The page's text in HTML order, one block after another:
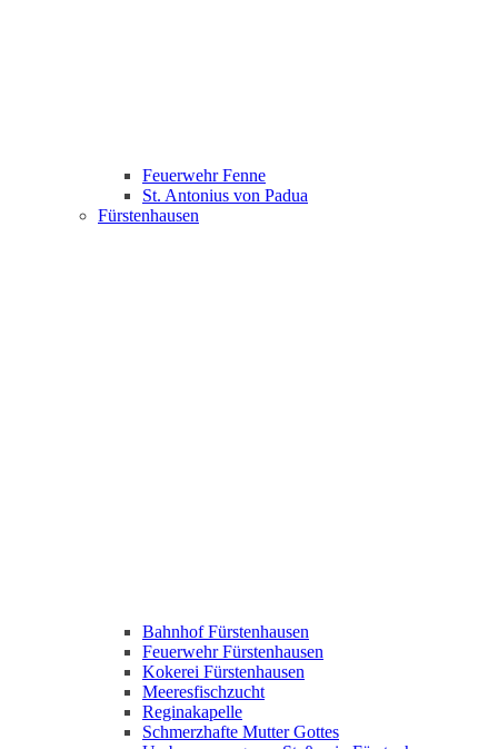
Feuerwehr Fenne
St. Antonius von Padua
Fürstenhausen
Bahnhof Fürstenhausen
Feuerwehr Fürstenhausen
Kokerei Fürstenhausen
Meeresfischzucht
Reginakapelle
Schmerzhafte Mutter Gottes